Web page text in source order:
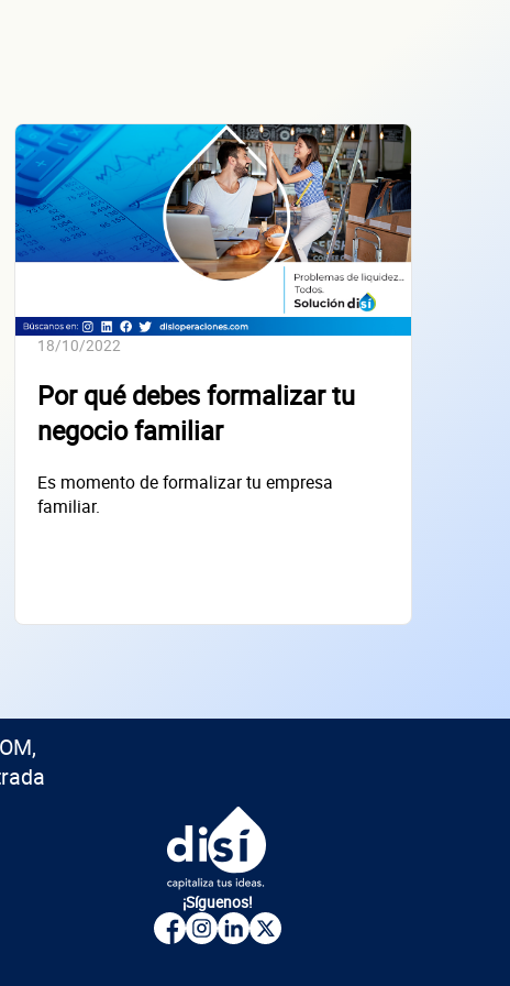
18/10/2022
Por qué debes formalizar tu
negocio familiar
Es momento de formalizar tu empresa
familiar.
¡Síguenos!